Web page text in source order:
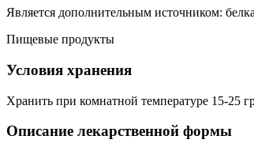
Является дополнительным источником:
Пищевые продукты
Условия хранения
Хранить при комнатной температуре 15-25
Описание лекарственной формы